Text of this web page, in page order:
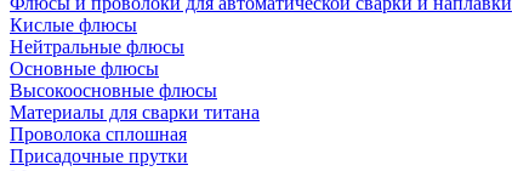
Кислые флюсы
Нейтральные флюсы
Основные флюсы
Высокоосновные флюсы
Материалы для сварки титана
Проволока сплошная
Присадочные прутки